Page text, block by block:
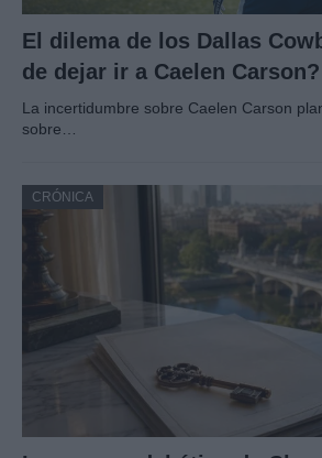
El dilema de los Dallas
de dejar ir a Caelen Carson?
La incertidumbre sobre Caelen Carson
sobre…
CRÓNICA